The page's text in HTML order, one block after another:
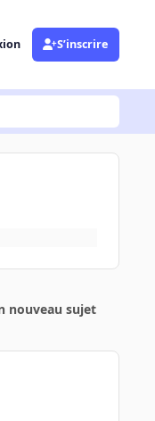
S’inscrire
nouveau sujet